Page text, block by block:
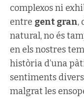
complexos ni
entre gent gran,
natural, no és
en els nostres
història d’una
sentiments
malgrat les